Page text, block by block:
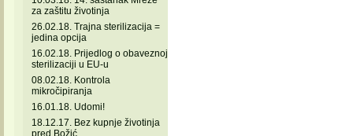
za zaštitu životinja
26.02.18. Trajna sterilizacija =
jedina opcija
16.02.18. Prijedlog o obaveznoj
sterilizaciji u EU-u
08.02.18. Kontrola
mikročipiranja
16.01.18. Udomi!
18.12.17. Bez kupnje životinja
pred Božić